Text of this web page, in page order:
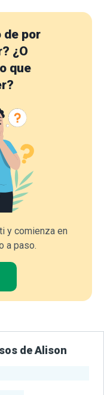
de por
¿O
que
y comienza en
a paso.
de Alison